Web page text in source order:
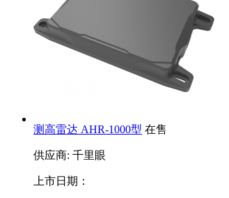
测高雷达 AHR-1000型 在售
供应商: 千里眼
上市日期：